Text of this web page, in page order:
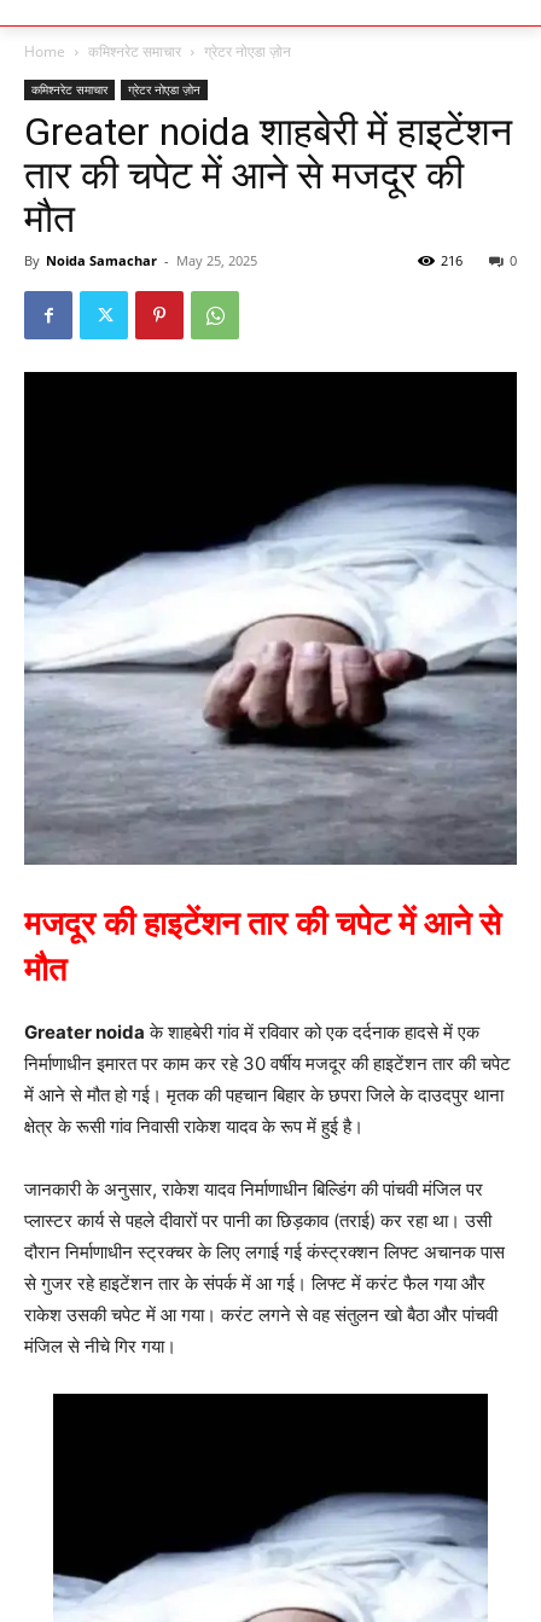
Home कमिश्नरेट समाचार ग्रेटर नोएडा ज़ोन
कमिश्नरेट समाचार ग्रेटर नोएडा ज़ोन
Greater noida शाहबेरी में हाइटेंशन
तार की चपेट में आने से मजदूर की
मौत
By Noida Samachar - May 25, 2025 0
216
मजदूर की हाइटेंशन तार की चपेट में आने से
मौत
Greater noida के शाहबेरी गांव में रविवार को एक दर्दनाक हादसे में एक
निर्माणाधीन इमारत पर काम कर रहे 30 वर्षीय मजदूर की हाइटेंशन तार की चपेट
में आने से मौत हो गई। मृतक की पहचान बिहार के छपरा जिले के दाउदपुर थाना
क्षेत्र के रूसी गांव निवासी राकेश यादव के रूप में हुई है।
जानकारी के अनुसार, राकेश यादव निर्माणाधीन बिल्डिंग की पांचवी मंजिल पर
प्लास्टर कार्य से पहले दीवारों पर पानी का छिड़काव (तराई) कर रहा था। उसी
दौरान निर्माणाधीन स्ट्रक्चर के लिए लगाई गई कंस्ट्रक्शन लिफ्ट अचानक पास
से गुजर रहे हाइटेंशन तार के संपर्क में आ गई। लिफ्ट में करंट फैल गया और
राकेश उसकी चपेट में आ गया। करंट लगने से वह संतुलन खो बैठा और पांचवी
मंजिल से नीचे गिर गया।